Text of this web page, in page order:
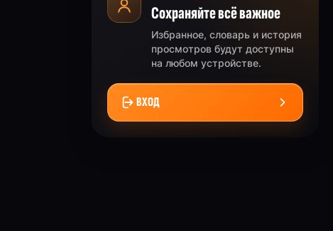
Сохраняйте всё важное
Избранное, словарь и история
просмотров будут доступны
на любом устройстве.
ВХОД